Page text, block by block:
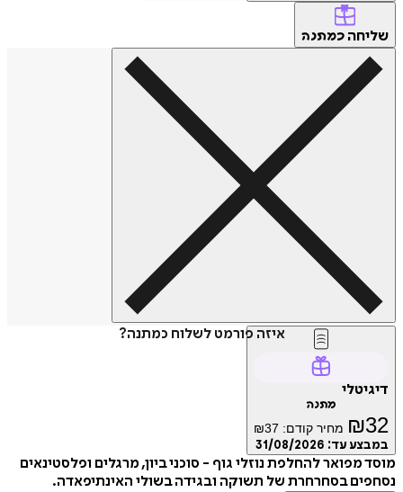
שליחה כמתנה
איזה פורמט לשלוח כמתנה?
דיגיטלי
מתנה
₪32 מחיר קודם: ₪37
במבצע עד: 31/08/2026
מוסד מפואר להחלפת נוזלי גוף - סוכני ביון, מרגלים ופלסטינאים
נסחפים בסחרחרת של תשוקה ובגידה בשולי האינתיפאדה.